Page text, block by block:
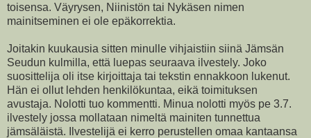
toisensa. Väyrysen, Niinistön tai Nykäsen nimen
mainitseminen ei ole epäkorrektia.
Joitakin kuukausia sitten minulle vihjaistiin siinä Jämsän
Seudun kulmilla, että luepas seuraava ilvestely. Joko
suosittelija oli itse kirjoittaja tai tekstin ennakkoon lukenut.
Hän ei ollut lehden henkilökuntaa, eikä toimituksen
avustaja. Nolotti tuo kommentti. Minua nolotti myös pe 3.7.
ilvestely jossa mollataan nimeltä mainiten tunnettua
jämsäläistä. Ilvestelijä ei kerro perustellen omaa kantaansa